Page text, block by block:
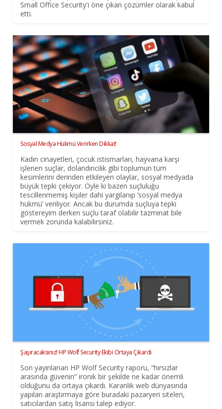
Small Office Security'i öne çıkan çözümler olarak kabul
etti.
Sosyal Medya Hükmü Verirken Dikkat!
Kadın cinayetleri, çocuk istismarları, hayvana karşı
işlenen suçlar, dolandırıcılık gibi toplumun tüm
kesimlerini derinden etkileyen olaylar, sosyal medyada
büyük tepki çekiyor. Öyle ki bazen suçluluğu
tescillenmemiş kişiler dahi yargılanıp ‘sosyal medya
hükmü’ veriliyor. Ancak bu durumda suçluya tepki
göstereyim derken suçlu taraf olabilir tazminat bile
vermek zorunda kalabilirsiniz.
Şaşıracaksınız! HP Wolf Security Ekibi Ortaya Çıkardı
Son yayınlanan HP Wolf Security raporu, “hırsızlar
arasında güvenin” ironik bir şekilde ne kadar önemli
olduğunu da ortaya çıkardı. Karanlık web dünyasında
yapılan araştırmaya göre buradaki pazaryeri siteleri,
satıcılardan satış lisansı talep ediyor.